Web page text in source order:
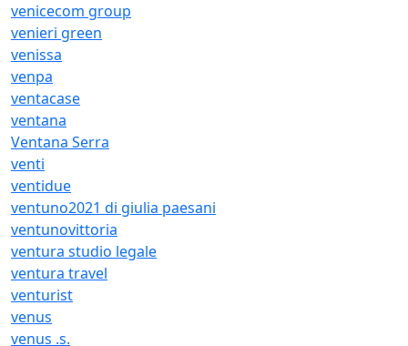
venicecom group
venieri green
venissa
venpa
ventacase
ventana
Ventana Serra
venti
ventidue
ventuno2021 di giulia paesani
ventunovittoria
ventura studio legale
ventura travel
venturist
venus
venus .s.